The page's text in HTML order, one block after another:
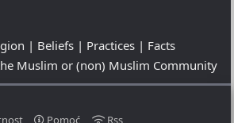
| Beliefs | Practices | Facts
Muslim or (non) Muslim Community
Pomoć Rss